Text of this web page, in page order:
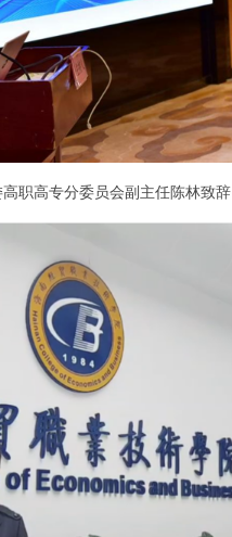
职高专分委员会副主任陈林致辞